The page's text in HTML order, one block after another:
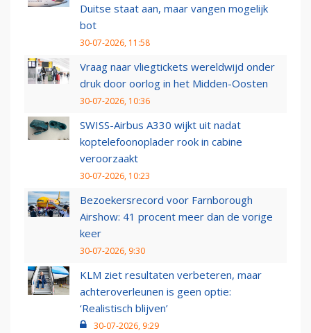
Duitse staat aan, maar vangen mogelijk
bot
30-07-2026, 11:58
Vraag naar vliegtickets wereldwijd onder
druk door oorlog in het Midden-Oosten
30-07-2026, 10:36
SWISS-Airbus A330 wijkt uit nadat
koptelefoonoplader rook in cabine
veroorzaakt
30-07-2026, 10:23
Bezoekersrecord voor Farnborough
Airshow: 41 procent meer dan de vorige
keer
30-07-2026, 9:30
KLM ziet resultaten verbeteren, maar
achteroverleunen is geen optie:
‘Realistisch blijven’
30-07-2026, 9:29